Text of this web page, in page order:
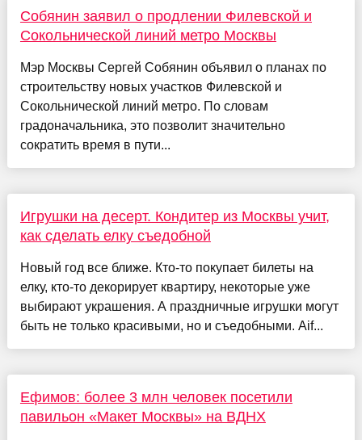
Собянин заявил о продлении Филевской и
Сокольнической линий метро Москвы
Мэр Москвы Сергей Собянин объявил о планах по
строительству новых участков Филевской и
Сокольнической линий метро. По словам
градоначальника, это позволит значительно
сократить время в пути...
Игрушки на десерт. Кондитер из Москвы учит,
как сделать елку съедобной
Новый год все ближе. Кто-то покупает билеты на
елку, кто-то декорирует квартиру, некоторые уже
выбирают украшения. А праздничные игрушки могут
быть не только красивыми, но и съедобными. Aif...
Ефимов: более 3 млн человек посетили
павильон «Макет Москвы» на ВДНХ